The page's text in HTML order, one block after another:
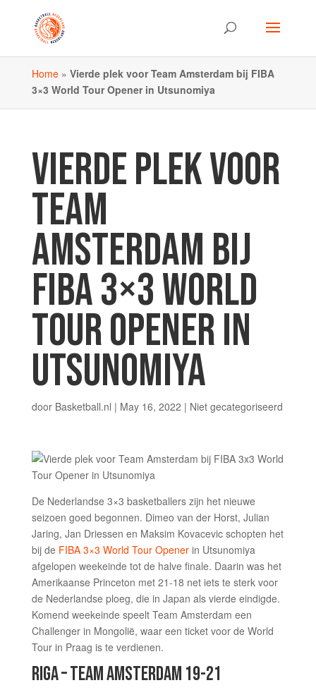
Home» Vierde plek voor Team Amsterdam bij FIBA
3×3 World Tour Opener in Utsunomiya
VIERDE PLEK VOOR
TEAM
AMSTERDAM BIJ
FIBA 3×3 WORLD
TOUR OPENER IN
UTSUNOMIYA
door Basketball.nl | May 16, 2022 | Niet gecategoriseerd
De Nederlandse 3×3 basketballers zijn het nieuwe
seizoen goed begonnen. Dimeo van der Horst, Julian
Jaring, Jan Driessen en Maksim Kovacevic schopten het
bij de FIBA 3×3 World Tour Openerin Utsunomiya
afgelopen weekeinde tot de halve finale. Daarin was het
Amerikaanse Princeton met 21-18 net iets te sterk voor
de Nederlandse ploeg, die in Japan als vierde eindigde.
Komend weekeinde speelt Team Amsterdam een
Challenger in Mongolië, waar een ticket voor de World
Tour in Praag is te verdienen.
RIGA – TEAM AMSTERDAM 19-21